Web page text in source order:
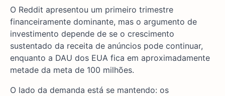
O Reddit apresentou um primeiro trimestre
financeiramente dominante, mas o argumento de
investimento depende de se o crescimento
sustentado da receita de anúncios pode continuar,
enquanto a DAU dos EUA fica em aproximadamente
metade da meta de 100 milhões.
O lado da demanda está se mantendo: os